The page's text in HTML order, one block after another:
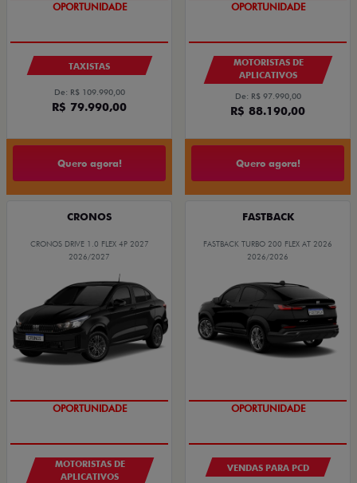
OPORTUNIDADE
TAXISTAS
De: R$ 109.990,00
R$ 79.990,00
Quero agora!
OPORTUNIDADE
MOTORISTAS DE
APLICATIVOS
De: R$ 97.990,00
R$ 88.190,00
Quero agora!
CRONOS
CRONOS DRIVE 1.0 FLEX 4P 2027
2026/2027
OPORTUNIDADE
MOTORISTAS DE
APLICATIVOS
FASTBACK
FASTBACK TURBO 200 FLEX AT 2026
2026/2026
OPORTUNIDADE
VENDAS PARA PCD